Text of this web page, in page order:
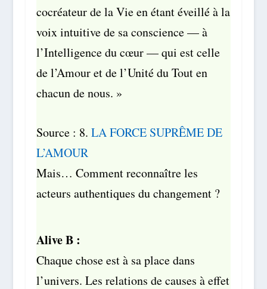
cocréateur de la Vie en étant éveillé à la
voix intuitive de sa conscience — à
l’Intelligence du cœur — qui est celle
de l’Amour et de l’Unité du Tout en
chacun de nous. »
Source : 8. LA FORCE SUPRÊME DE
L’AMOUR
Mais… Comment reconnaître les
acteurs authentiques du changement ?
Alive B :
Chaque chose est à sa place dans
l’univers. Les relations de causes à effet